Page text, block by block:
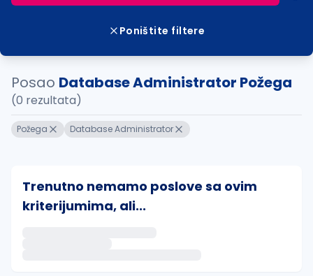
Poništite filtere
Posao Database Administrator Požega
(0 rezultata)
Požega Database Administrator
Trenutno nemamo poslove sa ovim
kriterijumima, ali...